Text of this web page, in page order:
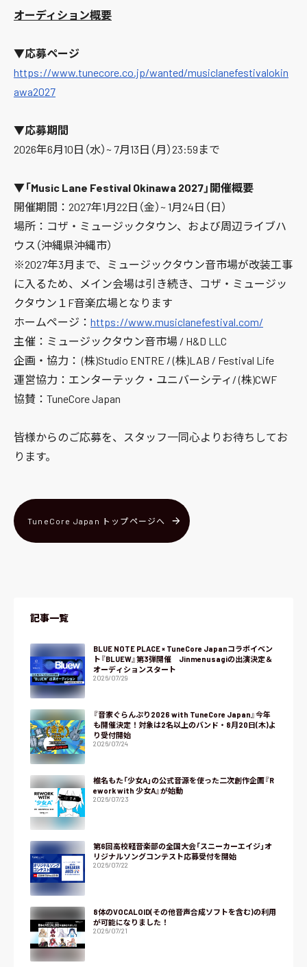
オーディション概要
▼応募ページ
https://www.tunecore.co.jp/wanted/musiclanefestivalokin
awa2027
▼応募期間
2026年6月10日（水）~ 7月13日（月）23:59まで
▼「Music Lane Festival Okinawa 2027」開催概要
開催期間：2027年1月22日（金）~ 1月24日（日）
場所：コザ・ミュージックタウン、および周辺ライブハ
ウス（沖縄県沖縄市）
※2027年3月まで、ミュージックタウン音市場が改装工事
に入るため、メイン会場は引き続き、コザ・ミュージッ
クタウン１F音楽広場となります
ホームページ： https://www.musiclanefestival.com/
主催：ミュージックタウン音市場 / H&D LLC
企画・協力： (株)Studio ENTRE / (株)LAB / Festival Life
運営協力：エンターテック・ユニバーシティ/ (株)CWF
協賛：TuneCore Japan
皆様からのご応募を、スタッフ一同心よりお待ちしてお
ります。
TuneCore Japan トップページへ
記事一覧
BLUE NOTE PLACE × TuneCore Japanコラボイベン
ト『BLUEW』第3弾開催 Jinmenusagiの出演決定＆
オーディションスタート
2026/07/29
『音家ぐらんぷり2026 with TuneCore Japan』今年
も開催決定！対象は2名以上のバンド・8月20日(木)よ
り受付開始
2026/07/24
椎名もた「少女A」の公式音源を使った二次創作企画『R
ework with 少女A』が始動
2026/07/23
第6回高校軽音楽部の全国大会「スニーカーエイジ」オ
リジナルソングコンテスト応募受付を開始
2026/07/22
8体のVOCALOID(その他音声合成ソフトを含む)の利用
が可能になりました！
2026/07/21